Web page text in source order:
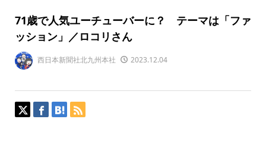
71歳で人気ユーチューバーに？ テーマは「ファ
ッション」／ロコリさん
西日本新聞社北九州本社 2023.12.04